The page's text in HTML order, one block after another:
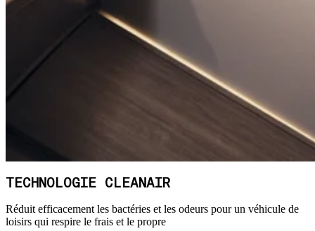
TECHNOLOGIE CLEANAIR
Réduit efficacement les bactéries et les odeurs pour un véhicule de
loisirs qui respire le frais et le propre